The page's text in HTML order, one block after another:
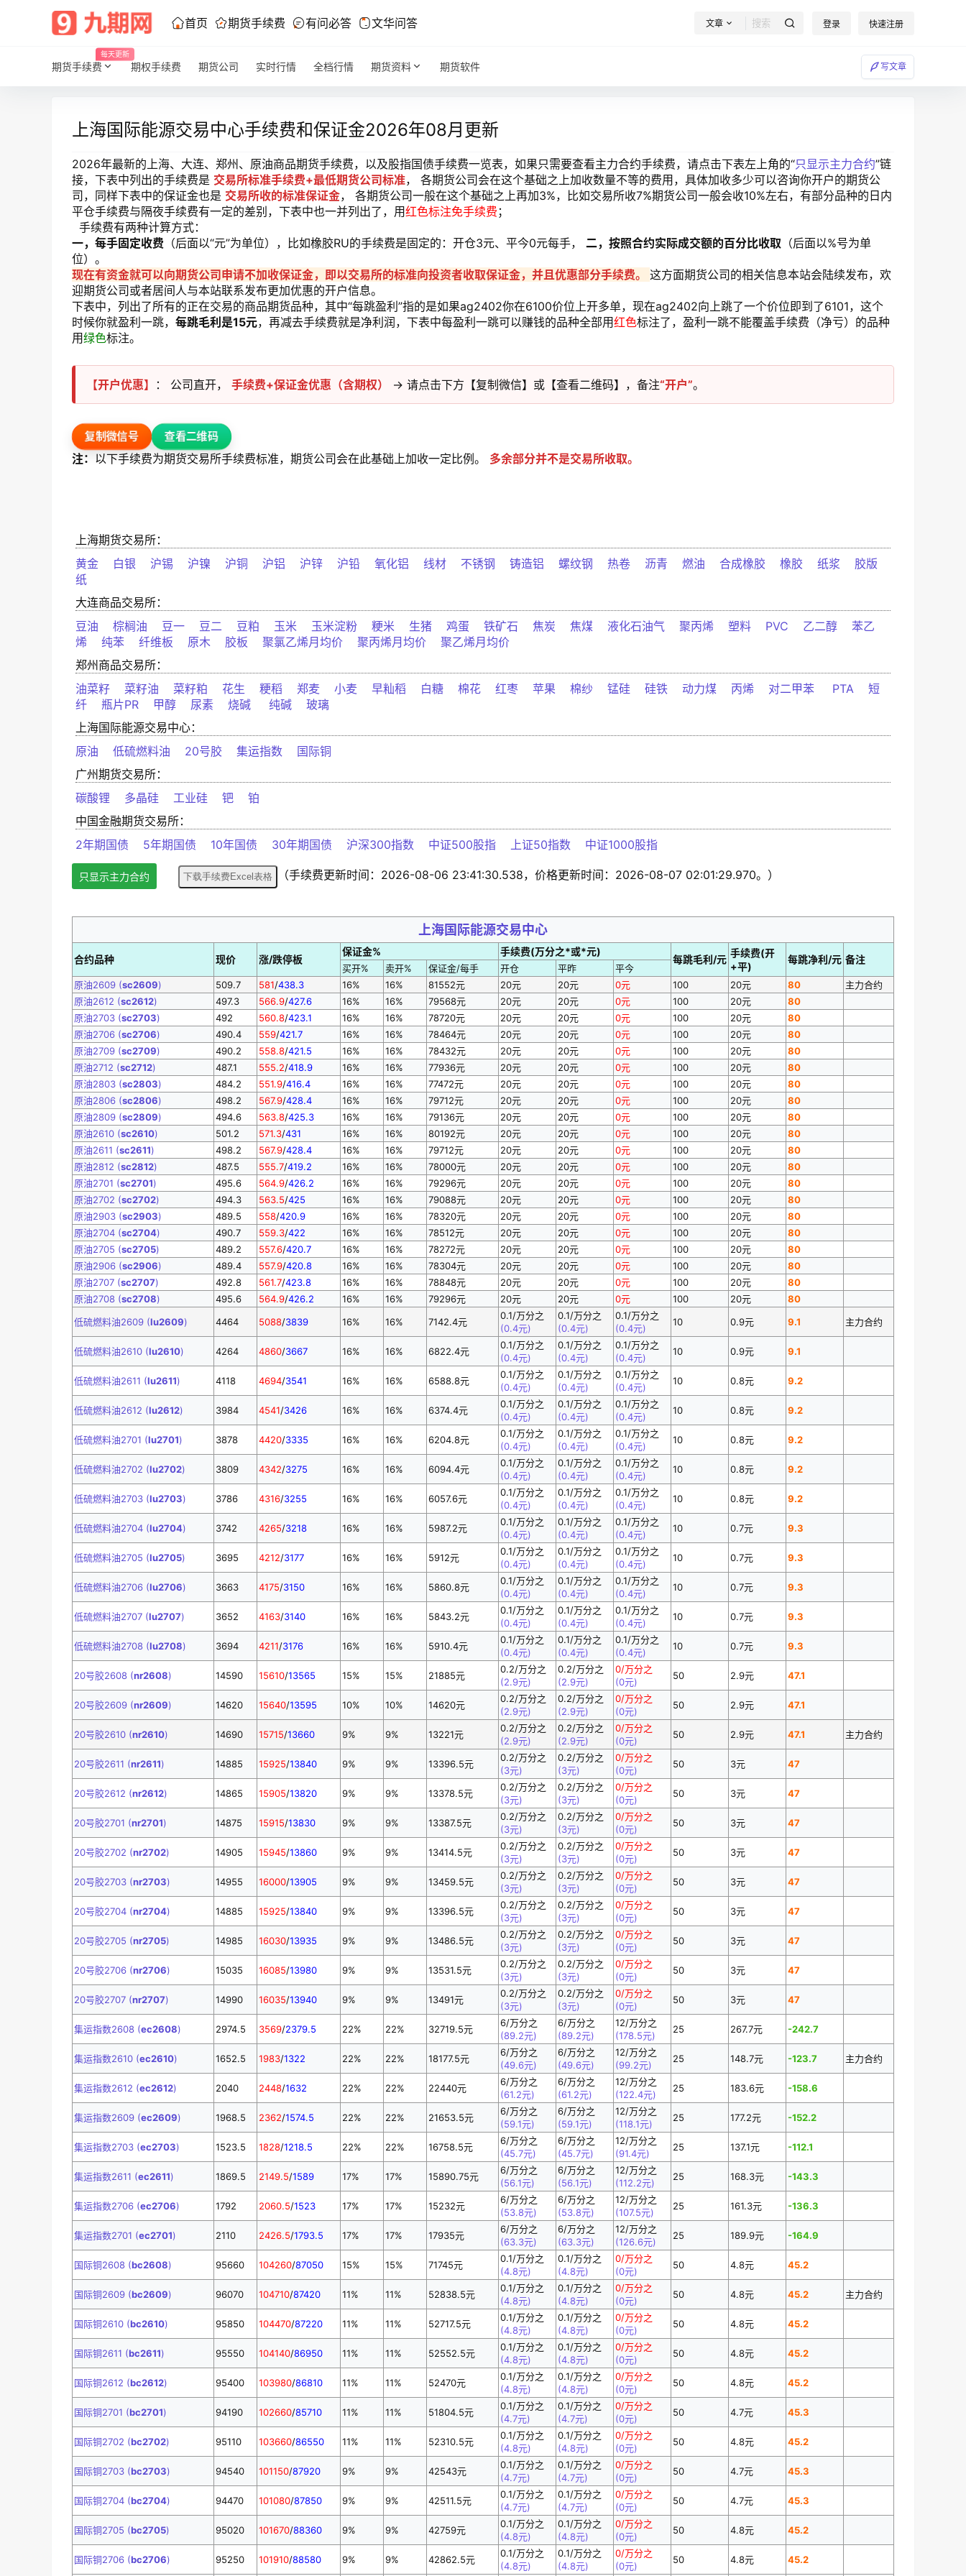
首页 期货手续费 有问必答 文华问答 文章 登录 快速注册
期货手续费
每天更新
期权手续费 期货公司 实时行情 全档行情 期货资料 期货软件 写文章
上海国际能源交易中心手续费和保证金2026年08月更新
2026年最新的上海、大连、郑州、原油商品期货手续费，以及股指国债手续费一览表，如果只需要查看主力合约手续费，请点击下表左上角的“只显示主力合约”链
接，下表中列出的手续费是 交易所标准手续费+最低期货公司标准， 各期货公司会在这个基础之上加收数量不等的费用，具体加收多少可以咨询你开户的期货公
司，同样下表中的保证金也是 交易所收的标准保证金， 各期货公司一般在这个基础之上再加3%，比如交易所收7%期货公司一般会收10%左右，有部分品种的日内
平仓手续费与隔夜手续费有一定的差别，下表中也一并列出了，用红色标注免手续费 ；
手续费有两种计算方式：
一，每手固定收费 （后面以“元”为单位），比如橡胶RU的手续费是固定的：开仓3元、平今0元每手， 二，按照合约实际成交额的百分比收取 （后面以%号为单
位）。
现在有资金就可以向期货公司申请不加收保证金，即以交易所的标准向投资者收取保证金，并且优惠部分手续费。 这方面期货公司的相关信息本站会陆续发布，欢
迎期货公司或者居间人与本站联系发布更加优惠的开户信息。
下表中，列出了所有的正在交易的商品期货品种，其中“每跳盈利”指的是如果ag2402你在6100价位上开多单，现在ag2402向上跳了一个价位即到了6101，这个
时候你就盈利一跳， 每跳毛利是15元，再减去手续费就是净利润，下表中每盈利一跳可以赚钱的品种全部用红色标注了，盈利一跳不能覆盖手续费（净亏）的品种
用绿色标注。
【开户优惠】 ： 公司直开， 手续费+保证金优惠（含期权） → 请点击下方【复制微信】或【查看二维码】，备注“开户”。
复制微信号 查看二维码
注： 以下手续费为期货交易所手续费标准，期货公司会在此基础上加收一定比例。 多余部分并不是交易所收取。
上海期货交易所：
黄金
白银 沪锡 沪镍 沪铜 沪铝 沪锌 沪铅 氧化铝 线材 不锈钢 铸造铝 螺纹钢 热卷 沥青 燃油 合成橡胶 橡胶 纸浆
胶版
纸
大连商品交易所：
豆油
棕榈油 豆一 豆二 豆粕 玉米 玉米淀粉 粳米 生猪 鸡蛋 铁矿石 焦炭 焦煤 液化石油气 聚丙烯 塑料 PVC 乙二醇
苯乙
烯
纯苯 纤维板 原木 胶板 聚氯乙烯月均价 聚丙烯月均价
聚乙烯月均价
郑州商品交易所：
油菜籽
菜籽油 菜籽粕 花生 粳稻 郑麦 小麦 早籼稻 白糖 棉花 红枣 苹果 棉纱 锰硅 硅铁 动力煤 丙烯 对二甲苯 PTA
短
纤
瓶片PR 甲醇 尿素 烧碱 纯碱
玻璃
上海国际能源交易中心：
原油
低硫燃料油 20号胶 集运指数
国际铜
广州期货交易所：
碳酸锂
多晶硅 工业硅 钯
铂
中国金融期货交易所：
2年期国债
5年期国债 10年国债 30年期国债 沪深300指数 中证500股指 上证50指数 中证1000股指
只显示主力合约 （手续费更新时间：2026-08-06 23:41:30.538，价格更新时间：2026-08-07 02:01:29.970。）
上海国际能源交易中心
合约品种 现价 涨/跌停板
保证金% 手续费(万分之*或*元)
每跳毛利/元
手续费(开
+平)
每跳净利/元 备注
买开% 卖开% 保证金/每手 开仓 平昨
平今
原油2609 (sc2609) 509.7 581/438.3 16% 16% 81552元 20元 20元 0元 100 20元 80
主力合约
原油2612 (sc2612) 497.3 566.9/427.6 16% 16% 79568元 20元 20元 0元 100 20元
80
原油2703 (sc2703) 492 560.8/423.1 16% 16% 78720元 20元 20元 0元 100 20元
80
原油2706 (sc2706) 490.4 559/421.7 16% 16% 78464元 20元 20元 0元 100 20元
80
原油2709 (sc2709) 490.2 558.8/421.5 16% 16% 78432元 20元 20元 0元 100 20元
80
原油2712 (sc2712) 487.1 555.2/418.9 16% 16% 77936元 20元 20元 0元 100 20元
80
原油2803 (sc2803) 484.2 551.9/416.4 16% 16% 77472元 20元 20元 0元 100 20元
80
原油2806 (sc2806) 498.2 567.9/428.4 16% 16% 79712元 20元 20元 0元 100 20元
80
原油2809 (sc2809) 494.6 563.8/425.3 16% 16% 79136元 20元 20元 0元 100 20元
80
原油2610 (sc2610) 501.2 571.3/431 16% 16% 80192元 20元 20元 0元 100 20元
80
原油2611 (sc2611) 498.2 567.9/428.4 16% 16% 79712元 20元 20元 0元 100 20元
80
原油2812 (sc2812) 487.5 555.7/419.2 16% 16% 78000元 20元 20元 0元 100 20元
80
原油2701 (sc2701) 495.6 564.9/426.2 16% 16% 79296元 20元 20元 0元 100 20元
80
原油2702 (sc2702) 494.3 563.5/425 16% 16% 79088元 20元 20元 0元 100 20元
80
原油2903 (sc2903) 489.5 558/420.9 16% 16% 78320元 20元 20元 0元 100 20元
80
原油2704 (sc2704) 490.7 559.3/422 16% 16% 78512元 20元 20元 0元 100 20元
80
原油2705 (sc2705) 489.2 557.6/420.7 16% 16% 78272元 20元 20元 0元 100 20元
80
原油2906 (sc2906) 489.4 557.9/420.8 16% 16% 78304元 20元 20元 0元 100 20元
80
原油2707 (sc2707) 492.8 561.7/423.8 16% 16% 78848元 20元 20元 0元 100 20元
80
原油2708 (sc2708) 495.6 564.9/426.2 16% 16% 79296元 20元 20元 0元 100 20元
80
低硫燃料油2609 (lu2609) 4464 5088/3839 16% 16% 7142.4元
0.1/万分之
(0.4元)
0.1/万分之
(0.4元)
0.1/万分之
(0.4元)
10 0.9元 9.1 主力合约
低硫燃料油2610 (lu2610) 4264 4860/3667 16% 16% 6822.4元
0.1/万分之
(0.4元)
0.1/万分之
(0.4元)
0.1/万分之
(0.4元)
10 0.9元 9.1
低硫燃料油2611 (lu2611) 4118 4694/3541 16% 16% 6588.8元
0.1/万分之
(0.4元)
0.1/万分之
(0.4元)
0.1/万分之
(0.4元)
10 0.8元 9.2
低硫燃料油2612 (lu2612) 3984 4541/3426 16% 16% 6374.4元
0.1/万分之
(0.4元)
0.1/万分之
(0.4元)
0.1/万分之
(0.4元)
10 0.8元 9.2
低硫燃料油2701 (lu2701) 3878 4420/3335 16% 16% 6204.8元
0.1/万分之
(0.4元)
0.1/万分之
(0.4元)
0.1/万分之
(0.4元)
10 0.8元 9.2
低硫燃料油2702 (lu2702) 3809 4342/3275 16% 16% 6094.4元
0.1/万分之
(0.4元)
0.1/万分之
(0.4元)
0.1/万分之
(0.4元)
10 0.8元 9.2
低硫燃料油2703 (lu2703) 3786 4316/3255 16% 16% 6057.6元
0.1/万分之
(0.4元)
0.1/万分之
(0.4元)
0.1/万分之
(0.4元)
10 0.8元 9.2
低硫燃料油2704 (lu2704) 3742 4265/3218 16% 16% 5987.2元
0.1/万分之
(0.4元)
0.1/万分之
(0.4元)
0.1/万分之
(0.4元)
10 0.7元 9.3
低硫燃料油2705 (lu2705) 3695 4212/3177 16% 16% 5912元
0.1/万分之
(0.4元)
0.1/万分之
(0.4元)
0.1/万分之
(0.4元)
10 0.7元 9.3
低硫燃料油2706 (lu2706) 3663 4175/3150 16% 16% 5860.8元
0.1/万分之
(0.4元)
0.1/万分之
(0.4元)
0.1/万分之
(0.4元)
10 0.7元 9.3
低硫燃料油2707 (lu2707) 3652 4163/3140 16% 16% 5843.2元
0.1/万分之
(0.4元)
0.1/万分之
(0.4元)
0.1/万分之
(0.4元)
10 0.7元 9.3
低硫燃料油2708 (lu2708) 3694 4211/3176 16% 16% 5910.4元
0.1/万分之
(0.4元)
0.1/万分之
(0.4元)
0.1/万分之
(0.4元)
10 0.7元 9.3
20号胶2608 (nr2608) 14590 15610/13565 15% 15% 21885元
0.2/万分之
(2.9元)
0.2/万分之
(2.9元)
0/万分之
(0元)
50 2.9元 47.1
20号胶2609 (nr2609) 14620 15640/13595 10% 10% 14620元
0.2/万分之
(2.9元)
0.2/万分之
(2.9元)
0/万分之
(0元)
50 2.9元 47.1
20号胶2610 (nr2610) 14690 15715/13660 9% 9% 13221元
0.2/万分之
(2.9元)
0.2/万分之
(2.9元)
0/万分之
(0元)
50 2.9元 47.1 主力合约
20号胶2611 (nr2611) 14885 15925/13840 9% 9% 13396.5元
0.2/万分之
(3元)
0.2/万分之
(3元)
0/万分之
(0元)
50 3元 47
20号胶2612 (nr2612) 14865 15905/13820 9% 9% 13378.5元
0.2/万分之
(3元)
0.2/万分之
(3元)
0/万分之
(0元)
50 3元 47
20号胶2701 (nr2701) 14875 15915/13830 9% 9% 13387.5元
0.2/万分之
(3元)
0.2/万分之
(3元)
0/万分之
(0元)
50 3元 47
20号胶2702 (nr2702) 14905 15945/13860 9% 9% 13414.5元
0.2/万分之
(3元)
0.2/万分之
(3元)
0/万分之
(0元)
50 3元 47
20号胶2703 (nr2703) 14955 16000/13905 9% 9% 13459.5元
0.2/万分之
(3元)
0.2/万分之
(3元)
0/万分之
(0元)
50 3元 47
20号胶2704 (nr2704) 14885 15925/13840 9% 9% 13396.5元
0.2/万分之
(3元)
0.2/万分之
(3元)
0/万分之
(0元)
50 3元 47
20号胶2705 (nr2705) 14985 16030/13935 9% 9% 13486.5元
0.2/万分之
(3元)
0.2/万分之
(3元)
0/万分之
(0元)
50 3元 47
20号胶2706 (nr2706) 15035 16085/13980 9% 9% 13531.5元
0.2/万分之
(3元)
0.2/万分之
(3元)
0/万分之
(0元)
50 3元 47
20号胶2707 (nr2707) 14990 16035/13940 9% 9% 13491元
0.2/万分之
(3元)
0.2/万分之
(3元)
0/万分之
(0元)
50 3元 47
集运指数2608 (ec2608) 2974.5 3569/2379.5 22% 22% 32719.5元
6/万分之
(89.2元)
6/万分之
(89.2元)
12/万分之
(178.5元)
25 267.7元 -242.7
集运指数2610 (ec2610) 1652.5 1983/1322 22% 22% 18177.5元
6/万分之
(49.6元)
6/万分之
(49.6元)
12/万分之
(99.2元)
25 148.7元 -123.7 主力合约
集运指数2612 (ec2612) 2040 2448/1632 22% 22% 22440元
6/万分之
(61.2元)
6/万分之
(61.2元)
12/万分之
(122.4元)
25 183.6元 -158.6
集运指数2609 (ec2609) 1968.5 2362/1574.5 22% 22% 21653.5元
6/万分之
(59.1元)
6/万分之
(59.1元)
12/万分之
(118.1元)
25 177.2元 -152.2
集运指数2703 (ec2703) 1523.5 1828/1218.5 22% 22% 16758.5元
6/万分之
(45.7元)
6/万分之
(45.7元)
12/万分之
(91.4元)
25 137.1元 -112.1
集运指数2611 (ec2611) 1869.5 2149.5/1589 17% 17% 15890.75元
6/万分之
(56.1元)
6/万分之
(56.1元)
12/万分之
(112.2元)
25 168.3元 -143.3
集运指数2706 (ec2706) 1792 2060.5/1523 17% 17% 15232元
6/万分之
(53.8元)
6/万分之
(53.8元)
12/万分之
(107.5元)
25 161.3元 -136.3
集运指数2701 (ec2701) 2110 2426.5/1793.5 17% 17% 17935元
6/万分之
(63.3元)
6/万分之
(63.3元)
12/万分之
(126.6元)
25 189.9元 -164.9
国际铜2608 (bc2608) 95660 104260/87050 15% 15% 71745元
0.1/万分之
(4.8元)
0.1/万分之
(4.8元)
0/万分之
(0元)
50 4.8元 45.2
国际铜2609 (bc2609) 96070 104710/87420 11% 11% 52838.5元
0.1/万分之
(4.8元)
0.1/万分之
(4.8元)
0/万分之
(0元)
50 4.8元 45.2 主力合约
国际铜2610 (bc2610) 95850 104470/87220 11% 11% 52717.5元
0.1/万分之
(4.8元)
0.1/万分之
(4.8元)
0/万分之
(0元)
50 4.8元 45.2
国际铜2611 (bc2611) 95550 104140/86950 11% 11% 52552.5元
0.1/万分之
(4.8元)
0.1/万分之
(4.8元)
0/万分之
(0元)
50 4.8元 45.2
国际铜2612 (bc2612) 95400 103980/86810 11% 11% 52470元
0.1/万分之
(4.8元)
0.1/万分之
(4.8元)
0/万分之
(0元)
50 4.8元 45.2
国际铜2701 (bc2701) 94190 102660/85710 11% 11% 51804.5元
0.1/万分之
(4.7元)
0.1/万分之
(4.7元)
0/万分之
(0元)
50 4.7元 45.3
国际铜2702 (bc2702) 95110 103660/86550 11% 11% 52310.5元
0.1/万分之
(4.8元)
0.1/万分之
(4.8元)
0/万分之
(0元)
50 4.8元 45.2
国际铜2703 (bc2703) 94540 101150/87920 9% 9% 42543元
0.1/万分之
(4.7元)
0.1/万分之
(4.7元)
0/万分之
(0元)
50 4.7元 45.3
国际铜2704 (bc2704) 94470 101080/87850 9% 9% 42511.5元
0.1/万分之
(4.7元)
0.1/万分之
(4.7元)
0/万分之
(0元)
50 4.7元 45.3
国际铜2705 (bc2705) 95020 101670/88360 9% 9% 42759元
0.1/万分之
(4.8元)
0.1/万分之
(4.8元)
0/万分之
(0元)
50 4.8元 45.2
国际铜2706 (bc2706) 95250 101910/88580 9% 9% 42862.5元
0.1/万分之
(4.8元)
0.1/万分之
(4.8元)
0/万分之
(0元)
50 4.8元 45.2